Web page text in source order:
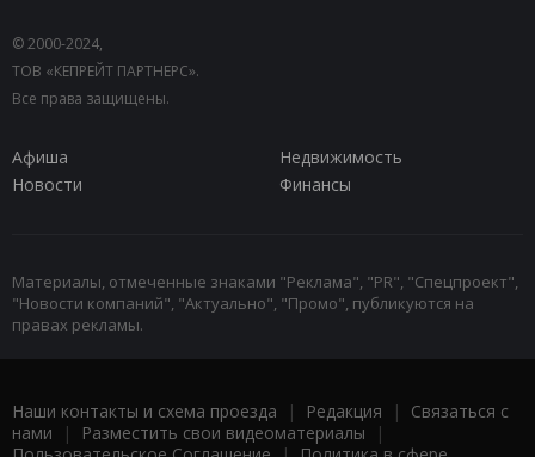
© 2000-2024,
ТОВ «КЕПРЕЙТ ПАРТНЕРС».
Все права защищены.
Афиша
Недвижимость
Новости
Финансы
Материалы, отмеченные знаками "Реклама", "PR", "Спецпроект",
"Новости компаний", "Актуально", "Промо", публикуются на
правах рекламы.
Наши контакты и схема проезда | Редакция | Связаться с
нами | Разместить свои видеоматериалы |